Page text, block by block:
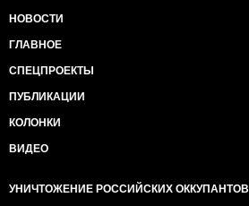
НОВОСТИ
ГЛАВНОЕ
СПЕЦПРОЕКТЫ
ПУБЛИКАЦИИ
КОЛОНКИ
ВИДЕО
УНИЧТОЖЕНИЕ РОССИЙСКИХ ОККУПАНТОВ